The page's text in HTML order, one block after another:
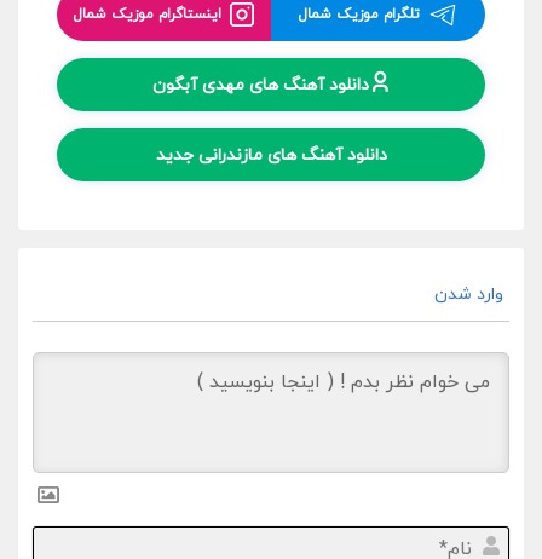
تلگرام موزیک شمال اینستاگرام موزیک شمال
دانلود آهنگ های مهدی آبگون
دانلود آهنگ های مازندرانی جدید
وارد شدن
نام*